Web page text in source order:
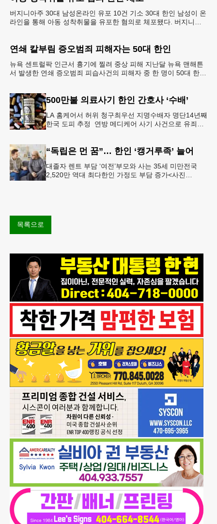
버지니아주 30대 남성온라인 유포 10건 기소 30대 한인 남성이 온
라인을 통해 아동 성착취물을 유포한 혐의로 체포됐다. 버지니아
연쇄 칼부림 증오범죄 피해자는 50대 한인
뉴욕 센트럴팍 인근서 흉기에 찔려 중상 피해 지난달 뉴욕 맨해튼
서 발생한 연쇄 증오범죄 피습사건의 피해자 중 한 명이 50대 한인
500만불 의료사기 한인 간호사 ‘수배’
LA 홈케어서 허위 청구최우선 지명수배자 명단14년째
한국 도피 추정 연방 메디케어 사기 사건으로 유죄를
“독립은 먼 꿈”… 한인 ‘캥거루족’ 늘어
대졸자 렌트 부담 ‘여전’부모와 사는 35세 미만전국
2,520만 역대 최다한인 가정도 부담 증가<사진
목록으로